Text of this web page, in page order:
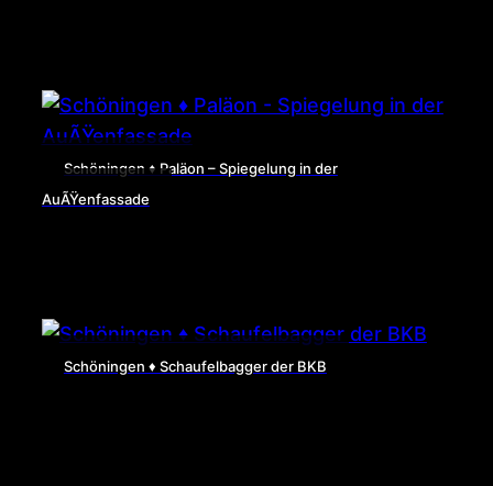
Schöningen ♦ Paläon – Spiegelung in der
AuÃŸenfassade
Schöningen ♦ Schaufelbagger der BKB